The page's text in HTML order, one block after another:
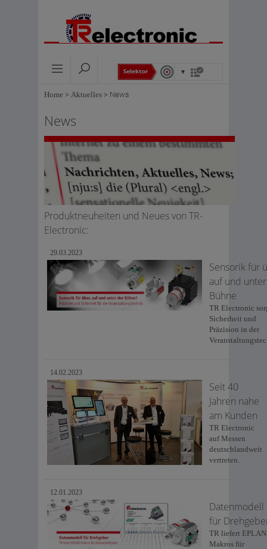
Home > Aktuelles > News
News
Produktneuheiten und Neues von TR-
Electronic:
29.03.2023
Sensorik für
auf und
Bühne
TR Electronic
Sicherheit und
Präzision in der
14.02.2023
Seit 40
Jahren nahe
am Kunden
TR Electronic
auf Messen
deutschlandweit
vertreten.
12.01.2023
Datenmodell
für
TR liefert
Makros für